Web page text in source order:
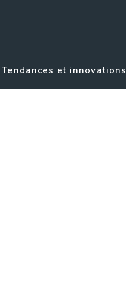
Tendances et innovations